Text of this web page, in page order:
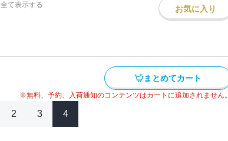
全て表示する お気に入り
まとめてカート
※無料、予約、入荷通知のコンテンツはカートに追加されません。
2 3 4